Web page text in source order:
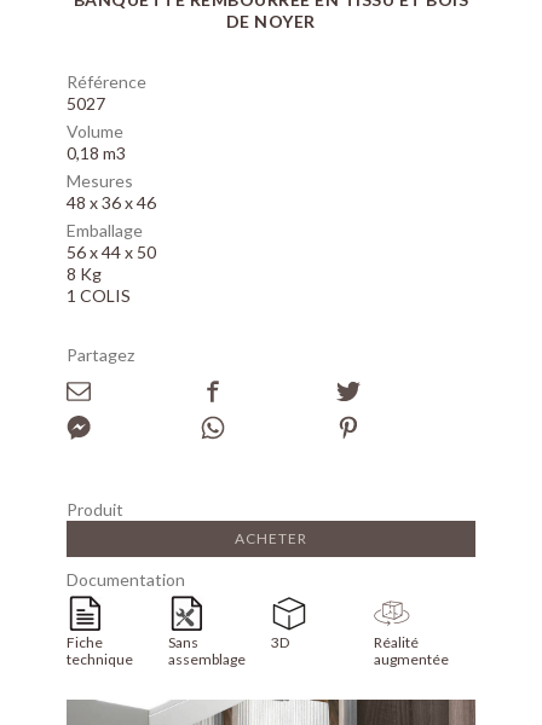
DE NOYER
Référence
5027
Volume
0,18 m3
Mesures
48 x 36 x 46
Emballage
56 x 44 x 50
8 Kg
1 COLIS
Partagez
Produit
ACHETER
Documentation
Fiche
technique
Sans
assemblage
3D
Réalité
augmentée